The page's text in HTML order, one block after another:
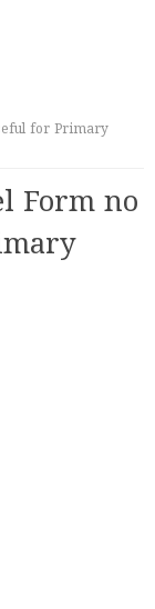
for Primary
Form no